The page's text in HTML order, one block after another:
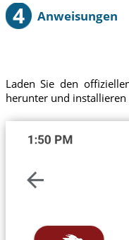
4 Anweisungen
Laden Sie den
herunter und installieren